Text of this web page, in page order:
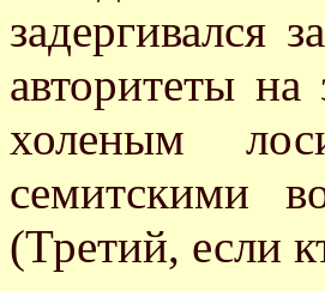
задергивался
авторитеты
холеным
семитскими
(Третий, если